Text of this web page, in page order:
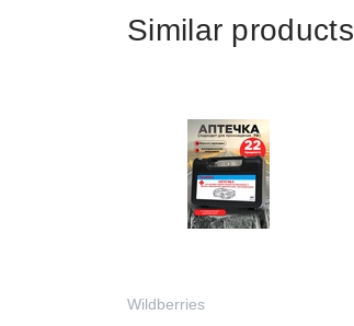
Similar products
Wildberries